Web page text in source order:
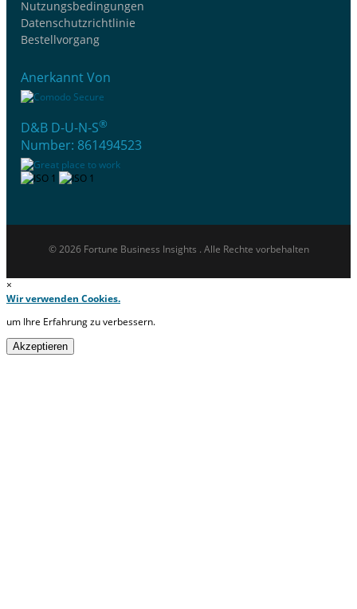
Nutzungsbedingungen
Datenschutzrichtlinie
Bestellvorgang
Anerkannt Von
D&B D-U-N-S®
Number: 861494523
© 2026 Fortune Business Insights . Alle Rechte vorbehalten
×
Wir verwenden Cookies.
um Ihre Erfahrung zu verbessern.
Akzeptieren